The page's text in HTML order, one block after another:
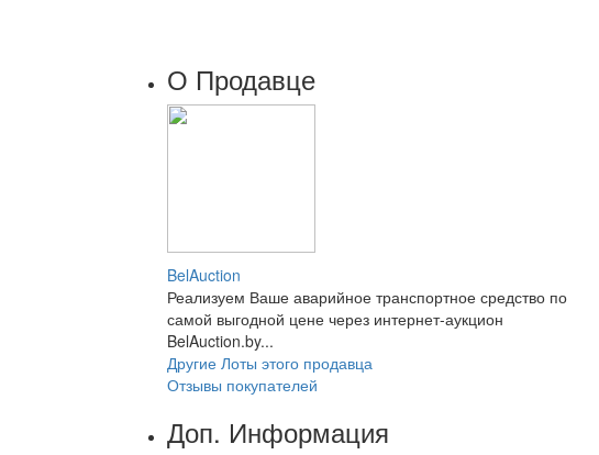
О Продавце
BelAuction
Реализуем Ваше аварийное транспортное средство по
самой выгодной цене через интернет-аукцион
BelAuction.by...
Другие Лоты этого продавца
Отзывы покупателей
Доп. Информация